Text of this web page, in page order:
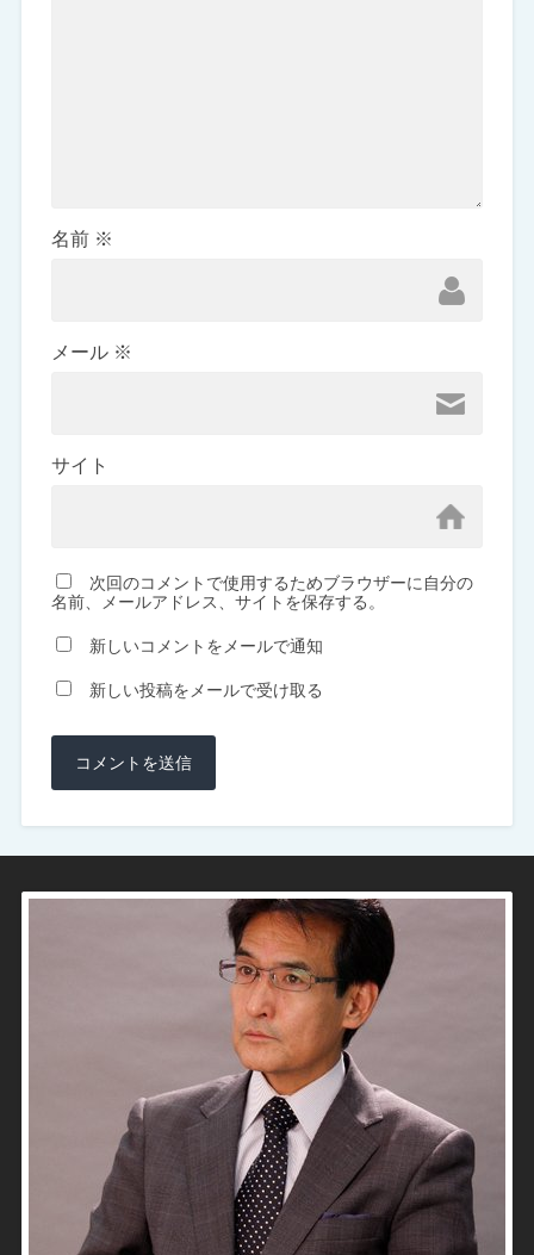
名前 ※
メール ※
サイト
次回のコメントで使用するためブラウザーに自分の
名前、メールアドレス、サイトを保存する。
新しいコメントをメールで通知
新しい投稿をメールで受け取る